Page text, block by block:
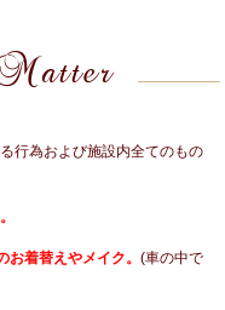
行為および施設内全てのもの
お着替えやメイク。(車の中で